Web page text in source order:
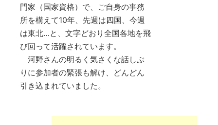
門家（国家資格）で、ご自身の事務
所を構えて10年、先週は四国、今週
は東北…と、文字どおり全国各地を飛
び回って活躍されています。
河野さんの明るく気さくな話しぶ
りに参加者の緊張も解け、どんどん
引き込まれていました。